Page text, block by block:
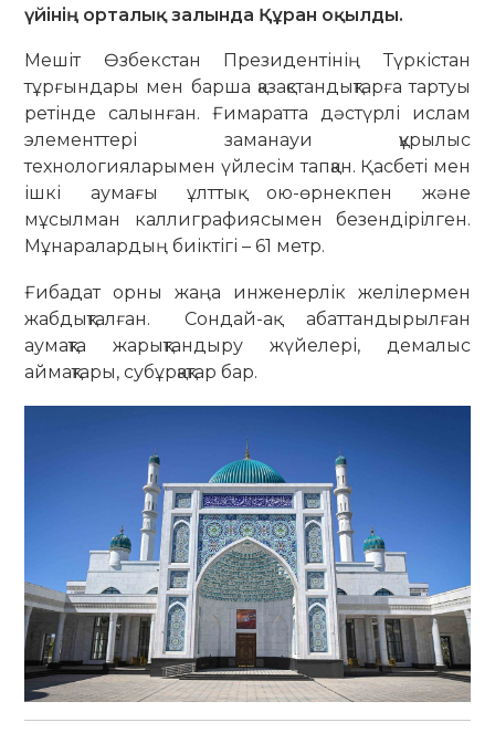
үйінің орталық залында Құран оқылды.
Мешіт Өзбекстан Президентінің Түркістан
тұрғындары мен барша қазақстандықтарға тартуы
ретінде салынған. Ғимаратта дәстүрлі ислам
элементтері заманауи құрылыс
технологияларымен үйлесім тапқан. Қасбеті мен
ішкі аумағы ұлттық ою-өрнекпен және
мұсылман каллиграфиясымен безендірілген.
Мұнаралардың биіктігі – 61 метр.
Ғибадат орны жаңа инженерлік желілермен
жабдықталған. Сондай-ақ абаттандырылған
аумақта жарықтандыру жүйелері, демалыс
аймақтары, субұрқақтар бар.